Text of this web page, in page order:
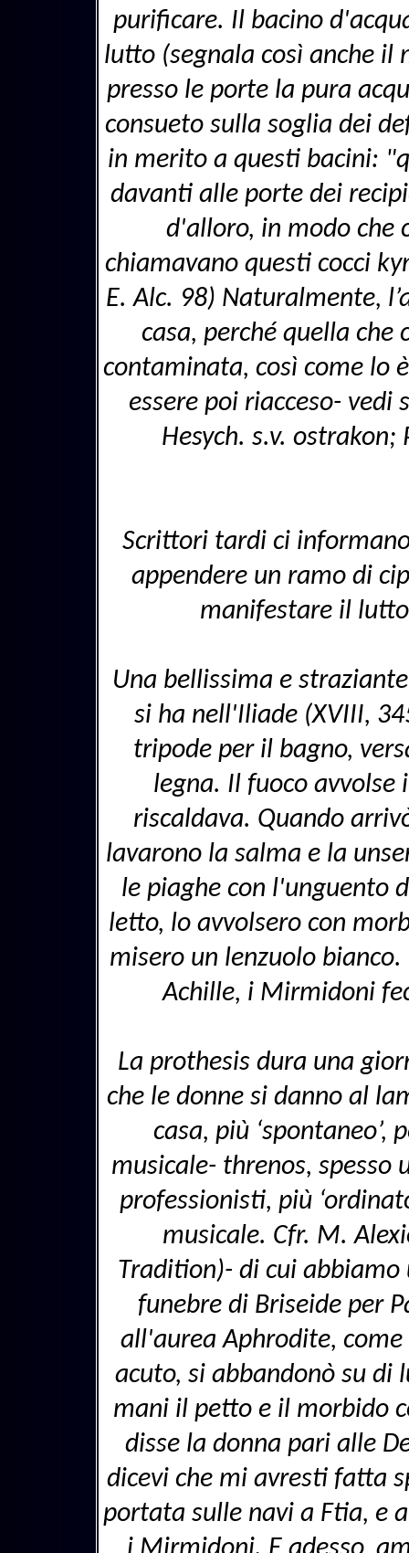
purificare. Il bacino
lutto (segnala così anche il
presso le porte la pura
consueto sulla soglia dei
in merito a questi bacini:
davanti alle porte dei
d'alloro, in modo che
chiamavano questi cocci
E. Alc. 98) Naturalmente,
casa, perché quella che
contaminata, così come lo
essere poi riacceso- vedi
Hesych. s.v.
Scrittori tardi ci
appendere un ramo di
manifestare il
Una bellissima e
si ha nell'Iliade (XVIII,
tripode per il bagno,
legna. Il fuoco avvolse
riscaldava. Quando
lavarono la salma e la
le piaghe con l'unguento
letto, lo avvolsero con
misero un lenzuolo
Achille, i Mirmidoni
La prothesis dura una
che le donne si danno al
casa, più
musicale- threnos, spesso
professionisti, più
musicale. Cfr. M.
Tradition)- di cui
funebre di Briseide per
all'aurea Aphrodite,
acuto, si abbandonò su di
mani il petto e il morbido
disse la donna pari alle
dicevi che mi avresti fatta
portata sulle navi a Ftia, e